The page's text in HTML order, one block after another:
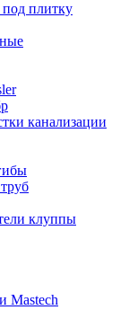
плитку
канализации
клуппы
Mastech